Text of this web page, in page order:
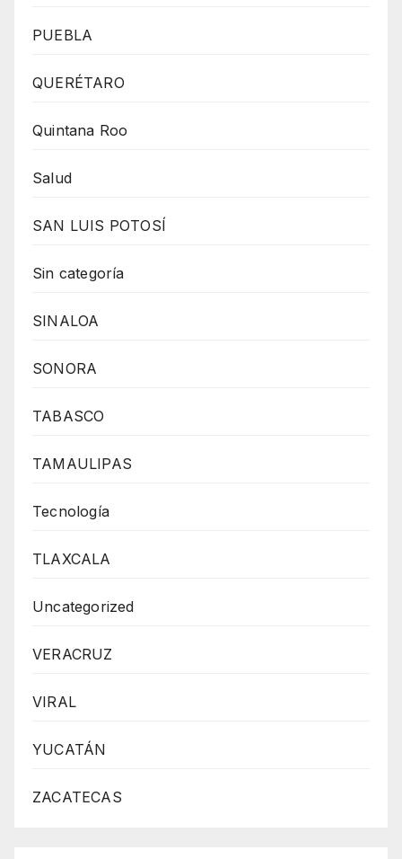
PUEBLA
QUERÉTARO
Quintana Roo
Salud
SAN LUIS POTOSÍ
Sin categoría
SINALOA
SONORA
TABASCO
TAMAULIPAS
Tecnología
TLAXCALA
Uncategorized
VERACRUZ
VIRAL
YUCATÁN
ZACATECAS